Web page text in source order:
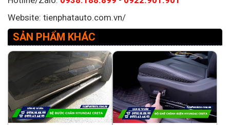
Website: tienphatauto.com.vn/
SẢN PHẨM KHÁC